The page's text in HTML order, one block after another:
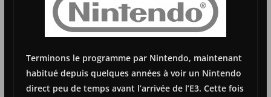
Terminons le programme par Nintendo, maintenant
habitué depuis quelques années à voir un Nintendo
direct peu de temps avant l’arrivée de l’E3. Cette fois